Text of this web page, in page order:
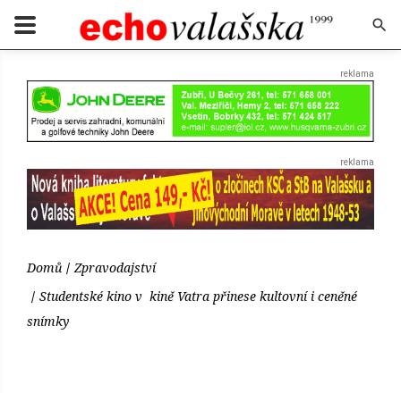
Domů
Zpravodajství
Studentské kino v kině Vatra přinese kultovní i ceněné
snímky